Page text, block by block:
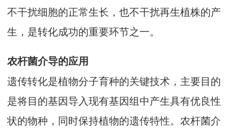
不干扰细胞的正常生长，也不干扰再生植株的产
生，是转化成功的重要环节之一。
农杆菌介导的应用
遗传转化是植物分子育种的关键技术，主要目的
是将目的基因导入现有基因组中产生具有优良性
状的物种，同时保持植物的遗传特性。农杆菌介